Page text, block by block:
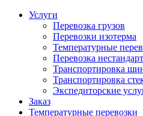
Услуги
Перевозка грузов
Перевозки изотерма
Температурные
Перевозка
Транспортировка
Транспортировка
Экспедиторские
Заказ
Температурные перевозки